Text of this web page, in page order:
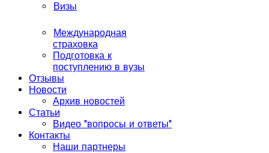
Визы
Международная
страховка
Подготовка к
поступлению в вузы
Отзывы
Новости
Архив новостей
Статьи
Видео "вопросы и ответы"
Контакты
Наши партнеры